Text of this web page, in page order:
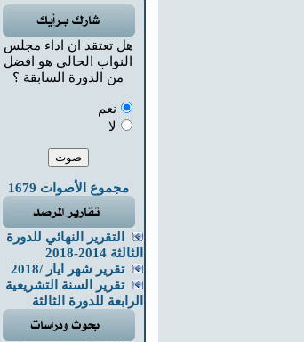
هل تعتقد ان اداء مجلس
النواب الحالي هو افضل
من الدورة السابقة ؟
نعم
لا
مجموع الأصوات 1679
التقرير النهائي للدورة
الثالثة 2014-2018
تقرير شهر ايار /2018
تقرير السنة التشريعية
الرابعة للدورة الثالثة